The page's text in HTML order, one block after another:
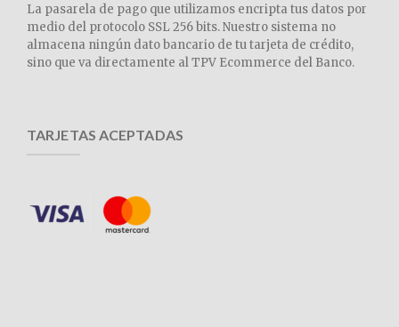
La pasarela de pago que utilizamos encripta tus datos por
medio del protocolo SSL 256 bits. Nuestro sistema no
almacena ningún dato bancario de tu tarjeta de crédito,
sino que va directamente al TPV Ecommerce del Banco.
TARJETAS ACEPTADAS